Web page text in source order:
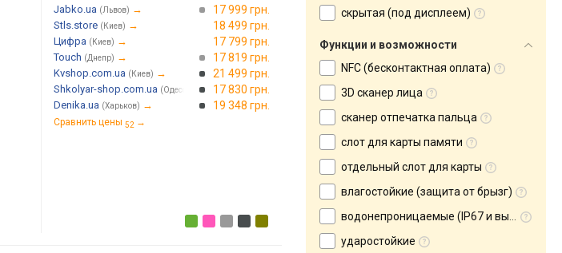
Jabko.ua (Львов) → 17 999 грн.
Stls.store (Киев) → 18 499 грн.
Цифра (Киев) → 17 799 грн.
Touch (Днепр) → 17 819 грн.
Kvshop.com.ua (Киев) → 21 499 грн.
Shkolyar-shop.com.ua (Одесса) → 17 830 грн.
Denika.ua (Харьков) → 19 348 грн.
Сравнить цены 52 →
скрытая (под дисплеем)
Функции и возможности
NFC (бесконтактная оплата)
3D сканер лица
сканер отпечатка пальца
слот для карты памяти
отдельный слот для карты
влагостойкие (защита от брызг)
водонепроницаемые (IP67 и выше)
ударостойкие